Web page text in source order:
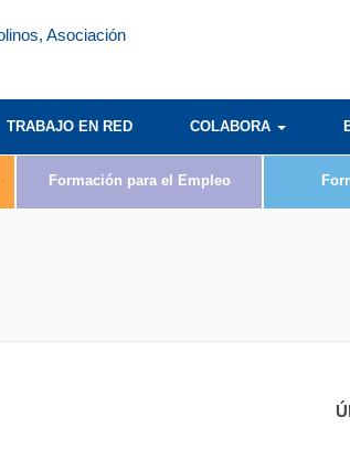
TRABAJO EN RED COLABORA
Formación para el Empleo